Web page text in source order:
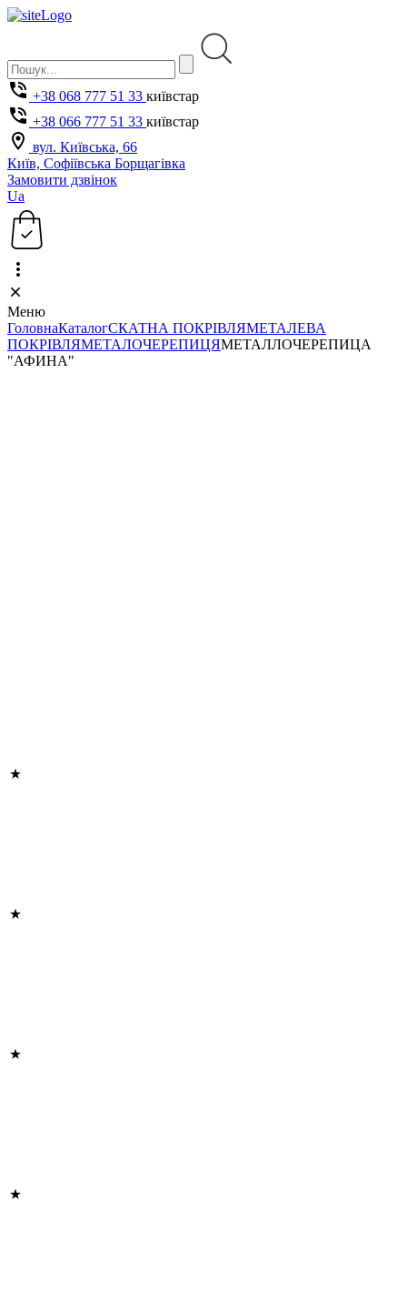
+38 068 777 51 33 київстар
+38 066 777 51 33 київстар
вул. Київська, 66
Київ, Софіївська Борщагівка
Замовити дзвінок
Ua
Меню
ГоловнаКаталогСКАТНА ПОКРІВЛЯМЕТАЛЕВА
ПОКРІВЛЯМЕТАЛОЧЕРЕПИЦЯМЕТАЛЛОЧЕРЕПИЦА
"АФИНА"